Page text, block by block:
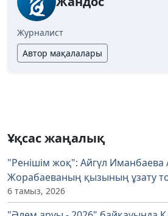
Журналист
Автор мақалалары
Ұқсас жаңалық
"Ренішім жоқ": Айгүл Иманбаева
Жорабаеваның қызының ұзату
6 тамыз, 2026